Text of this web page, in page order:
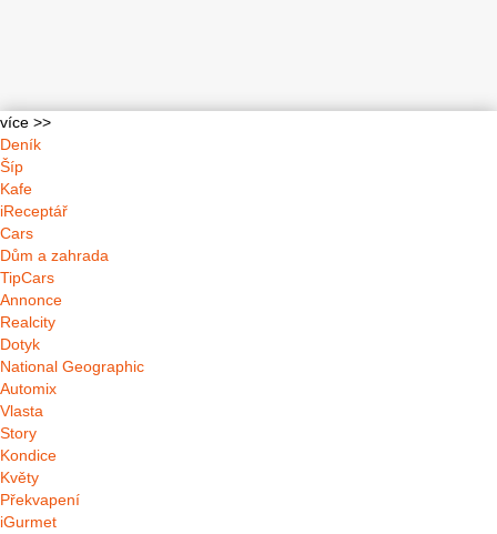
více >>
Deník
Šíp
Kafe
iReceptář
Cars
Dům a zahrada
TipCars
Annonce
Realcity
Dotyk
National Geographic
Automix
Vlasta
Story
Kondice
Květy
Překvapení
iGurmet